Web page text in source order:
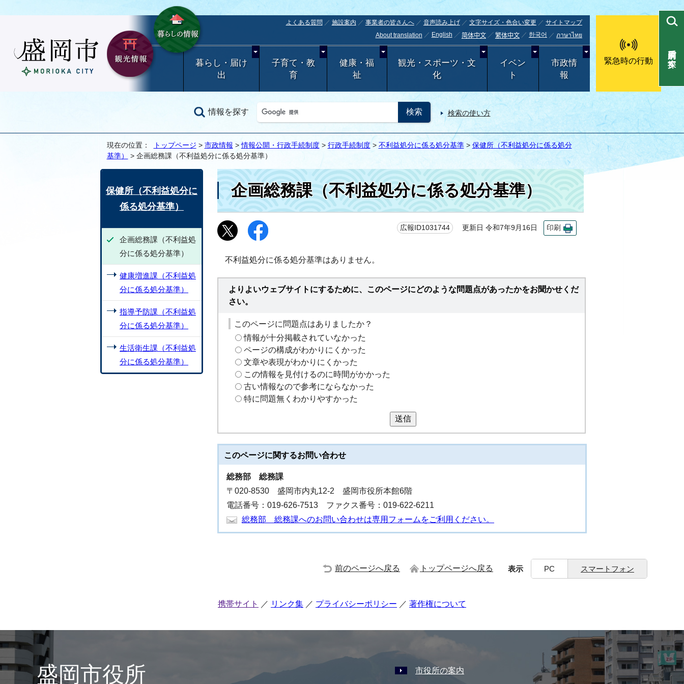
よくある質問 施設案内 事業者の皆さんへ 音声読み上げ 文字サイズ・色合い変更
サイトマップ
About translation
English 简体中文 繁体中文 한국어 ภาษาไทย
暮らし・届け
出
子育て・教
育
健康・福
祉
観光・スポーツ・文
化
イベン
ト
市政情
報
緊急時の行動
情報を探す 検索の使い方
目的別で探す
現在の位置： トップページ > 市政情報 >情報公開・行政手続制度> 行政手続制度> 不利益処分に係る処分基準> 保健所（不利益処分に係る処分
基準）
> 企画総務課（不利益処分に係る処分基準）
企画総務課（不利益処分に係る処分基準）
広報ID1031744 更新日 令和7年9月16日 印刷
不利益処分に係る処分基準はありません。
よりよいウェブサイトにするために、このページにどのような問題点があったかをお聞かせくだ
さい。
このページに問題点はありましたか？
情報が十分掲載されていなかった
ページの構成がわかりにくかった
文章や表現がわかりにくかった
この情報を見付けるのに時間がかかった
古い情報なので参考にならなかった
特に問題無くわかりやすかった
送信
このページに関するお問い合わせ
総務部 総務課
〒020-8530 盛岡市内丸12-2 盛岡市役所本館6階
電話番号：019-626-7513 ファクス番号：019-622-6211
総務部 総務課へのお問い合わせは専用フォームをご利用ください。
保健所（不利益処分に
係る処分基準）
企画総務課（不利益処
分に係る処分基準）
健康増進課（不利益処
分に係る処分基準）
指導予防課（不利益処
分に係る処分基準）
生活衛生課（不利益処
分に係る処分基準）
前のページへ戻る トップページへ戻る 表示 PC スマートフォン
携帯サイト リンク集 プライバシーポリシー 著作権について
盛岡市役所 市役所の案内